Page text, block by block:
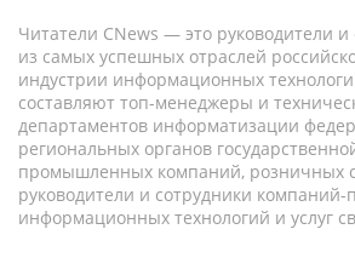
Читатели CNews — это руководители и
из самых успешных отраслей
индустрии информационных
составляют топ-менеджеры и
департаментов информатизации
региональных органов
промышленных компаний, розничных
руководители и сотрудники компаний-
информационных технологий и услуг